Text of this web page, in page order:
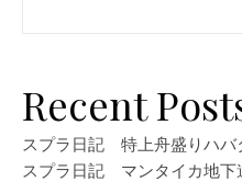
Recent
スプラ日記 特上舟盛りハバ
スプラ日記 マンタイカ地